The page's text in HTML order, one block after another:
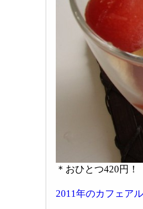
＊おひとつ420円！
2011年のカフェア